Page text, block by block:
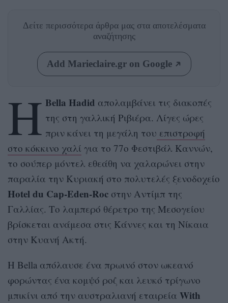
Δείτε περισσότερα άρθρα μας στα αποτελέσματα
αναζήτησης
Add Marieclaire.gr on Google
Η Bella Hadid απολαμβάνει τις διακοπές
της στη γαλλική Ριβιέρα. Λίγες ώρες
πριν κάνει τη μεγάλη του επιστροφή
στο κόκκινο χαλί για το 77ο Φεστιβάλ Καννών,
το σούπερ μόντελ εθεάθη να χαλαρώνει στην
παραλία την Κυριακή στο πολυτελές ξενοδοχείο
Hotel du Cap-Eden-Roc στην Αντίμπ της
Γαλλίας. Το λαμπερό θέρετρο της Μεσογείου
βρίσκεται ανάμεσα στις Κάννες και τη Νίκαια
στην Κυανή Ακτή.
Η Bella απόλαυσε ένα πρωινό στον ωκεανό
φορώντας ένα κομψό ροζ και λευκό τρίγωνο
μπικίνι από την αυστραλιανή εταιρεία With